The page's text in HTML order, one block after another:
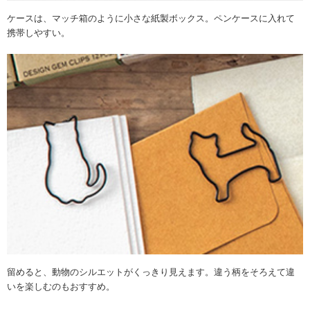
ケースは、マッチ箱のように小さな紙製ボックス。ペンケースに入れて
携帯しやすい。
留めると、動物のシルエットがくっきり見えます。違う柄をそろえて違
いを楽しむのもおすすめ。